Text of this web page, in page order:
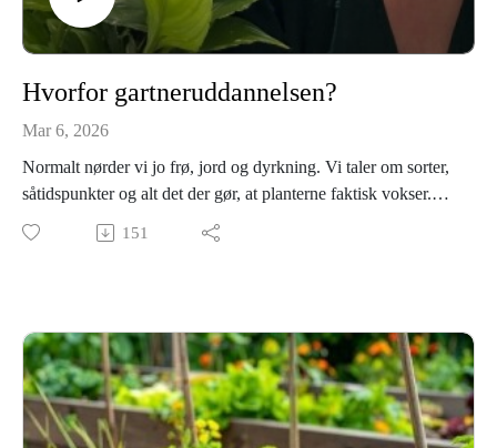
Hvorfor gartneruddannelsen?
Mar 6, 2026
Normalt nørder vi jo frø, jord og dyrkning. Vi taler om sorter,
såtidspunkter og alt det der gør, at planterne faktisk vokser.
Men i dag gør vi noget lidt andet.
I dag skal vi nemlig tale om, hvordan vi overhovedet endte
For Christine startede det måske allerede som barn, hvor hun
var helt optaget af sin fars tomatplanter og drømte om at lave
sin egen blomsterbutik i haven.
Og Malou… ja, hun ville egentlig helst være skraldemand
151